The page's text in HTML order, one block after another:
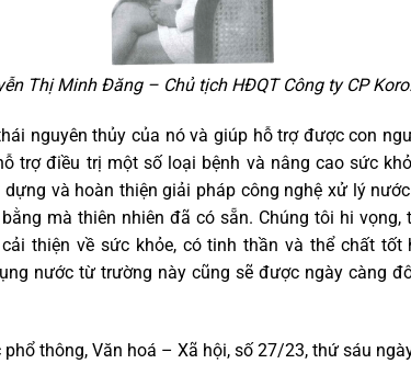
Thị Minh Đăng – Chủ tịch HĐQT Công ty CP Koro.
nguyên thủy của nó và giúp hỗ trợ được con
trợ điều trị một số loại bệnh và nâng cao sức
dựng và hoàn thiện giải pháp công nghệ xử lý
mà thiên nhiên đã có sẵn. Chúng tôi hi
thiện về sức khỏe, có tinh thần và thể chất tốt
nước từ trường này cũng sẽ được ngày càng
thông, Văn hoá – Xã hội, số 27/23, thứ sáu